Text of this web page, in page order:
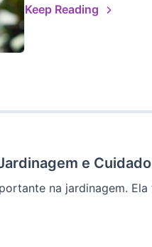
Keep Reading
e Cuidado
na jardinagem.